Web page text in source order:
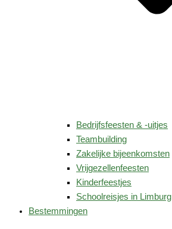
Bedrijfsfeesten & -uitjes
Teambuilding
Zakelijke bijeenkomsten
Vrijgezellenfeesten
Kinderfeestjes
Schoolreisjes in Limburg
Bestemmingen